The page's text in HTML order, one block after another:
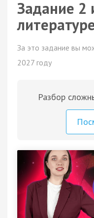
Задание 2
За это задание вы
2027 году
Разбор